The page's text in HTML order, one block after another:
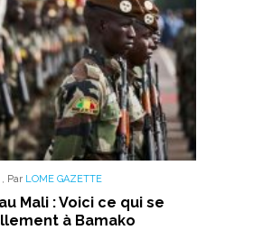
, Par LOME GAZETTE
Mali : Voici ce qui se
à Bamako